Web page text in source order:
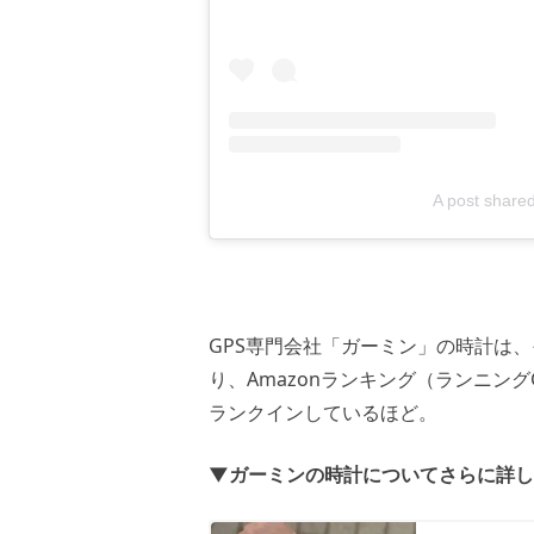
A post
GPS専門会社「ガーミン」の時計は
り、Amazonランキング（ランニン
ランクインしているほど。
▼ガーミンの時計についてさらに詳